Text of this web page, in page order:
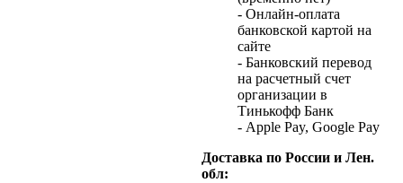
- Онлайн-оплата
банковской картой на
сайте
- Банковский перевод
на расчетный счет
организации в
Тинькофф Банк
- Apple Pay, Google Pay
Доставка по России и Лен.
обл: